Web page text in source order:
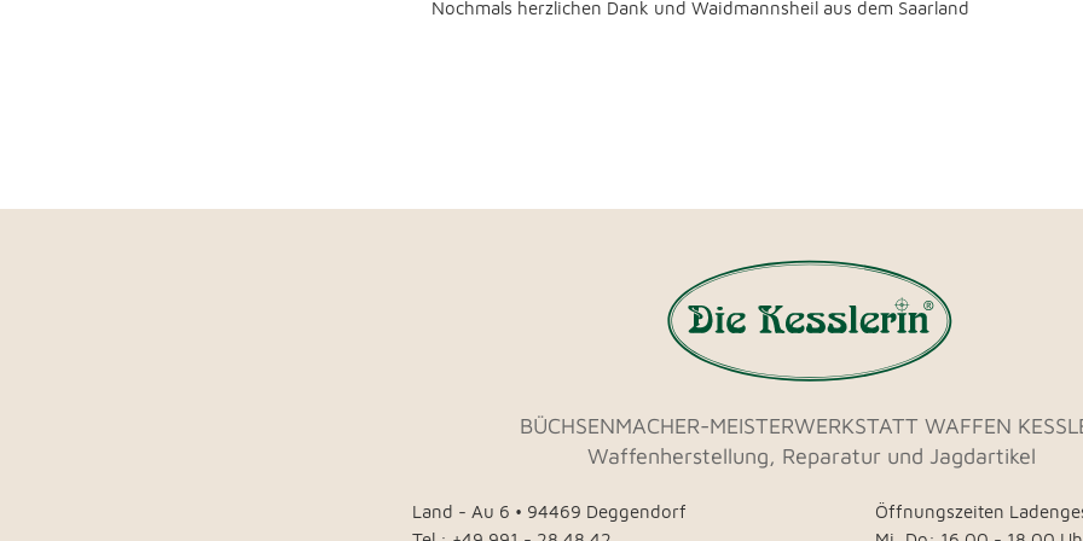
Nochmals herzlichen Dank und Waidmannsheil aus dem Saarland
BÜCHSENMACHER-MEISTERWERKSTATT WAFFEN
Waffenherstellung, Reparatur und Jagdartikel
Öffnungszeiten
Land - Au 6 • 94469 Deggendorf